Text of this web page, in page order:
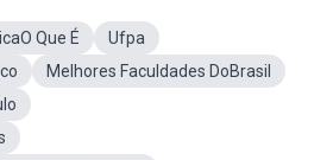
Que É
Ufpa
Melhores Faculdades DoBrasil